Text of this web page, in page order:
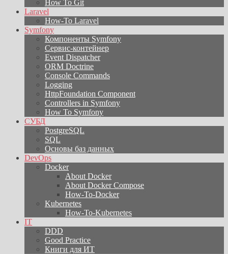
How To Git
Laravel
How-To Laravel
Symfony
Компоненты Symfony
Сервис-контейнер
Event Dispatcher
ORM Doctrine
Console Commands
Logging
HttpFoundation Component
Controllers in Symfony
How To Symfony
СУБД
PostgreSQL
SQL
Основы баз данных
DevOps
Docker
About Docker
About Docker Compose
How-To-Docker
Kubernetes
How-To-Kubernetes
IT
DDD
Good Practice
Книги для ИТ